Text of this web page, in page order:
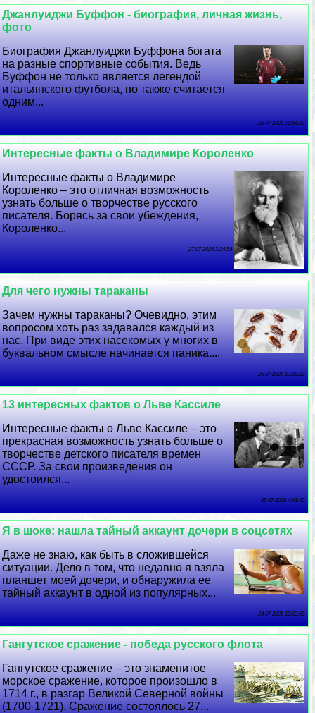
Джанлуиджи Буффон - биография, личная жизнь,
фото
Биография Джанлуиджи Буффона богата
на разные спортивные события. Ведь
Буффон не только является легендой
итальянского футбола, но также считается
одним...
28 07 2026 21:54:32
Интересные факты о Владимире Короленко
Интересные факты о Владимире
Короленко – это отличная возможность
узнать больше о творчестве русского
писателя. Борясь за свои убеждения,
Короленко...
27 07 2026 2:24:59
Для чего нужны таpaканы
Зачем нужны таpaканы? Очевидно, этим
вопросом хоть раз задавался каждый из
нас. При виде этих насекомых у многих в
буквальном смысле начинается паника....
26 07 2026 13:16:22
13 интересных фактов о Льве Кассиле
Интересные факты о Льве Кассиле – это
прекрасная возможность узнать больше о
творчестве детского писателя времен
СССР. За свои произведения он
удостоился...
25 07 2026 4:41:40
Я в шоке: нашла тайный аккаунт дочери в соцсетях
Даже не знаю, как быть в сложившейся
ситуации. Дело в том, что недавно я взяла
планшет моей дочери, и обнаружила ее
тайный аккаунт в одной из популярных...
24 07 2026 10:23:50
Гангутское сражение - победа русского флота
Гангутское сражение – это знаменитое
морское сражение, которое произошло в
1714 г., в разгар Великой Северной войны
(1700-1721). Сражение состоялось 27...